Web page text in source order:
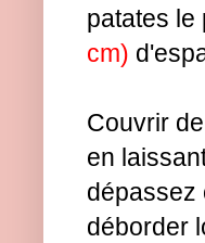
patates
cm)
Couvrir
en
dépassez
déborder